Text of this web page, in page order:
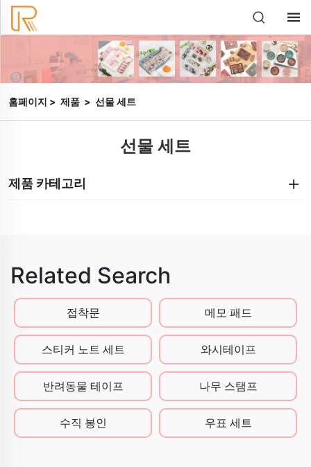
홈페이지 > 제품 > 선물 세트
선물 세트
제품 카테고리
Related Search
접착문 메모 패드
스티커 노트 세트 와시테이프
반려동물 테이프 나무 스탬프
수직 봉인 우표 세트